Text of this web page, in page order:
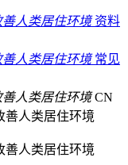
资料
常见
CN